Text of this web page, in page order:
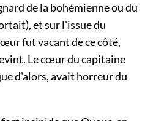
de la bohémienne ou du
et sur l'issue du
fut vacant de ce côté,
Le cœur du capitaine
d'alors, avait horreur du